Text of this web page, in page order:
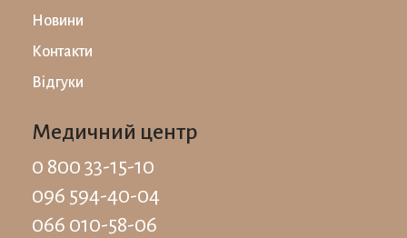
Новини
Контакти
Відгуки
Медичний центр
0 800 33-15-10
096 594-40-04
066 010-58-06